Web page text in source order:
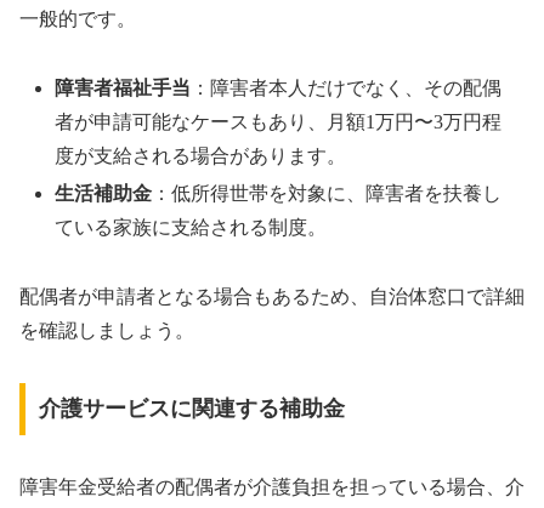
一般的です。
障害者福祉手当 ：障害者本人だけでなく、その配偶
者が申請可能なケースもあり、月額1万円〜3万円程
度が支給される場合があります。
生活補助金 ：低所得世帯を対象に、障害者を扶養し
ている家族に支給される制度。
配偶者が申請者となる場合もあるため、自治体窓口で詳細
を確認しましょう。
介護サービスに関連する補助金
障害年金受給者の配偶者が介護負担を担っている場合、介